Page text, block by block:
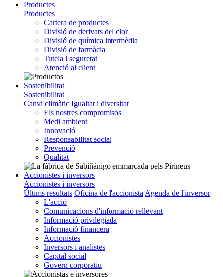
Productes
Productes
Cartera de productes
Divisió de derivats del clor
Divisió de química intermèdia
Divisió de farmàcia
Tutela i seguretat
Atenció al client
Sostenibilitat
Sostenibilitat
Canvi climàtic Igualtat i diversitat
Els nostres compromisos
Medi ambient
Innovació
Responsabilitat social
Prevenció
Qualitat
Accionistes i inversors
Accionistes i inversors
Últims resultats Oficina de l'accionista Agenda de l'inversor
L'acció
Comunicacions d'informació rellevant
Informació privilegiada
Informació financera
Accionistes
Inversors i analistes
Capital social
Govern corporatiu